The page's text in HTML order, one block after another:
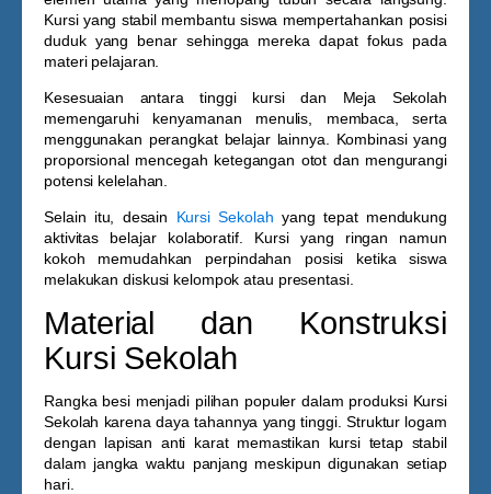
Kursi yang stabil membantu siswa mempertahankan posisi
duduk yang benar sehingga mereka dapat fokus pada
materi pelajaran.
Kesesuaian antara tinggi kursi dan Meja Sekolah
memengaruhi kenyamanan menulis, membaca, serta
menggunakan perangkat belajar lainnya. Kombinasi yang
proporsional mencegah ketegangan otot dan mengurangi
potensi kelelahan.
Selain itu, desain Kursi Sekolah yang tepat mendukung
aktivitas belajar kolaboratif. Kursi yang ringan namun
kokoh memudahkan perpindahan posisi ketika siswa
melakukan diskusi kelompok atau presentasi.
Material dan Konstruksi
Kursi Sekolah
Rangka besi menjadi pilihan populer dalam produksi Kursi
Sekolah karena daya tahannya yang tinggi. Struktur logam
dengan lapisan anti karat memastikan kursi tetap stabil
dalam jangka waktu panjang meskipun digunakan setiap
hari.